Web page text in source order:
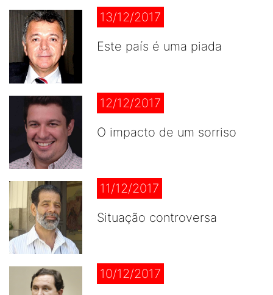
13/12/2017
Este país é uma piada
12/12/2017
O impacto de um sorriso
11/12/2017
Situação controversa
10/12/2017